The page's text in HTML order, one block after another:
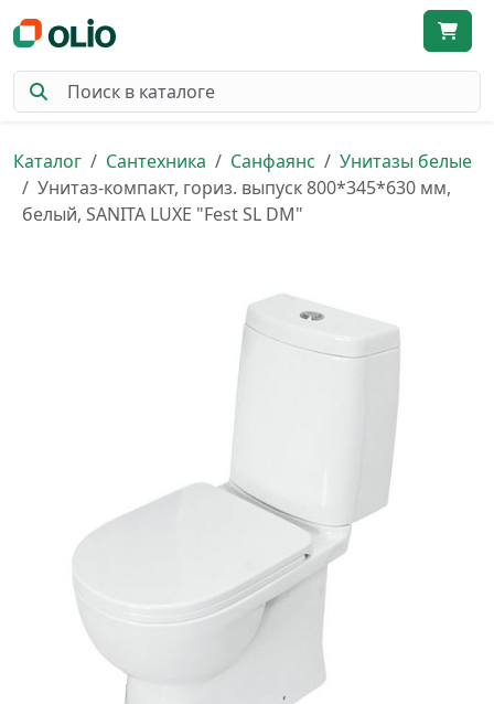
Каталог Сантехника Санфаянс
Унитазы белые
Унитаз-компакт, гориз. выпуск 800*345*630 мм,
белый, SANITA LUXE "Fest SL DM"